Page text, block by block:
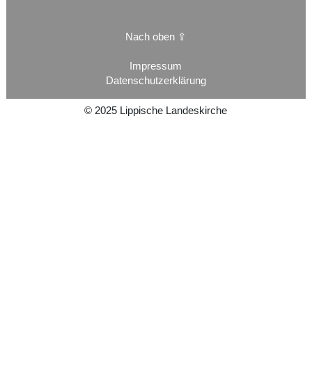
Nach oben ⇪
Impressum
Datenschutzerklärung
© 2025 Lippische Landeskirche